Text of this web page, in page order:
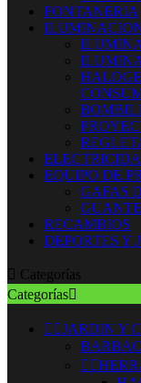
FONTANERIA
EQUIPO DE
GAFAS
RECAMBIOS
DEPORTES Y
 Categorías
Categorías
 JARDIN Y
 